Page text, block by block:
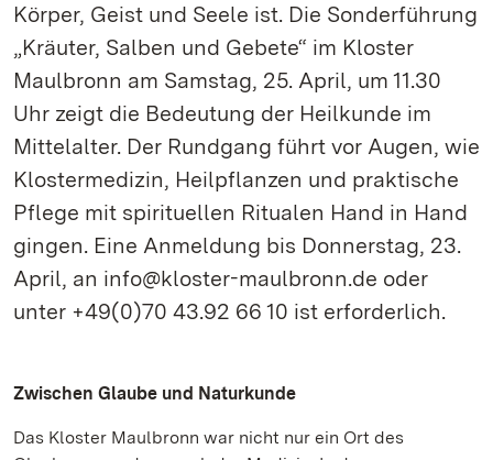
Körper, Geist und Seele ist. Die Sonderführung
„Kräuter, Salben und Gebete“ im Kloster
Maulbronn am Samstag, 25. April, um 11.30
Uhr zeigt die Bedeutung der Heilkunde im
Mittelalter. Der Rundgang führt vor Augen, wie
Klostermedizin, Heilpflanzen und praktische
Pflege mit spirituellen Ritualen Hand in Hand
gingen. Eine Anmeldung bis Donnerstag, 23.
April, an info@kloster-maulbronn.de oder
unter +49(0)70 43.92 66 10 ist erforderlich.
Zwischen Glaube und Naturkunde
Das Kloster Maulbronn war nicht nur ein Ort des